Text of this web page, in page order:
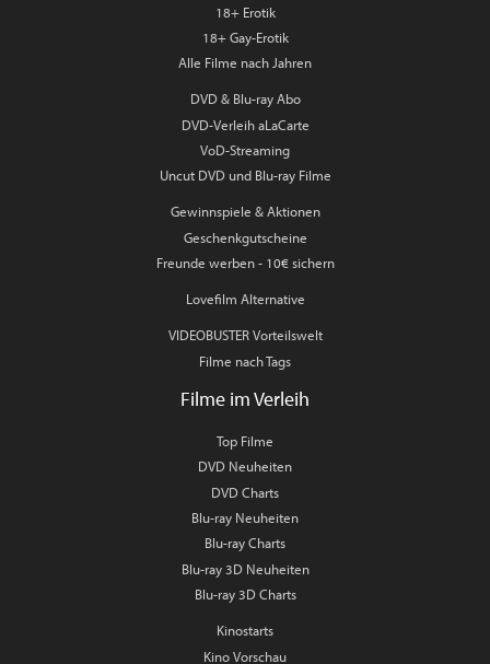
18+ Erotik
18+ Gay-Erotik
Alle Filme nach Jahren
DVD & Blu-ray Abo
DVD-Verleih aLaCarte
VoD-Streaming
Uncut DVD und Blu-ray Filme
Gewinnspiele & Aktionen
Geschenkgutscheine
Freunde werben - 10€ sichern
Lovefilm Alternative
VIDEOBUSTER Vorteilswelt
Filme nach Tags
Filme im Verleih
Top Filme
DVD Neuheiten
DVD Charts
Blu-ray Neuheiten
Blu-ray Charts
Blu-ray 3D Neuheiten
Blu-ray 3D Charts
Kinostarts
Kino Vorschau